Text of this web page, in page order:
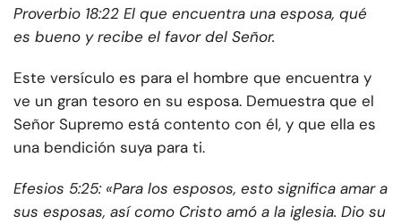
Proverbio 18:22 El que encuentra una esposa, qué
es bueno y recibe el favor del Señor.
Este versículo es para el hombre que encuentra y
ve un gran tesoro en su esposa. Demuestra que el
Señor Supremo está contento con él, y que ella es
una bendición suya para ti.
Efesios 5:25: «Para los esposos, esto significa amar a
sus esposas, así como Cristo amó a la iglesia. Dio su